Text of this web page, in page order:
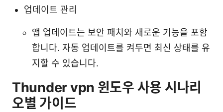
업데이트 관리
앱 업데이트는 보안 패치와 새로운 기능을 포함
합니다. 자동 업데이트를 켜두면 최신 상태를 유
지할 수 있습니다.
Thunder vpn 윈도우 사용 시나리
오별 가이드